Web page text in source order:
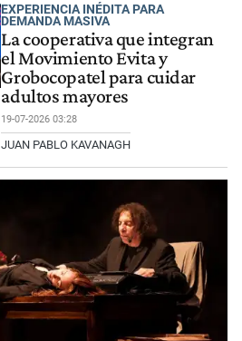
EXPERIENCIA INÉDITA PARA
DEMANDA MASIVA
La cooperativa que integran
el Movimiento Evita y
Grobocopatel para cuidar
adultos mayores
19-07-2026 03:28
JUAN PABLO KAVANAGH